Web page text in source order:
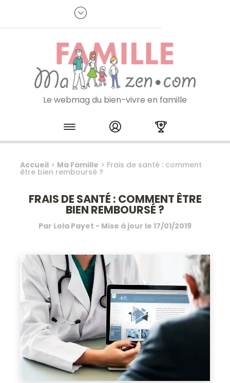
Je m'inscris à la newsletter
Le webmag du bien-vivre en famille
Skip to content
Accueil > Ma Famille > Frais de santé : comment
être bien remboursé ?
FRAIS DE SANTÉ : COMMENT ÊTRE
BIEN REMBOURSÉ ?
Par Lola Payet - Mise à jour le 17/01/2019
Panneau de gestion des cookies